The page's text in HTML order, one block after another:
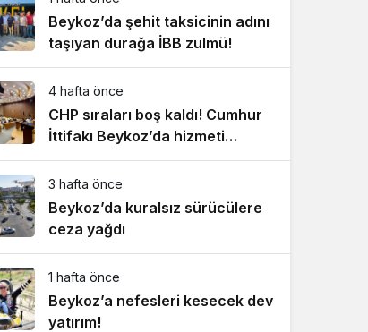
Beykoz’da şehit taksicinin adını
taşıyan durağa İBB zulmü!
4 hafta önce
CHP sıraları boş kaldı! Cumhur
İttifakı Beykoz’da hizmeti
aksattırmadı
3 hafta önce
Beykoz’da kuralsız sürücülere
ceza yağdı
1 hafta önce
Beykoz’a nefesleri kesecek dev
yatırım!